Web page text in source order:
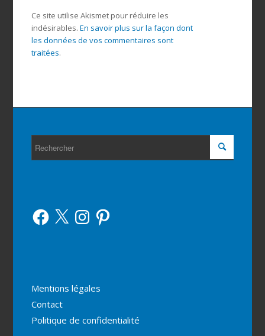
Ce site utilise Akismet pour réduire les
indésirables. En savoir plus sur la façon dont
les données de vos commentaires sont
traitées.
Facebook
X InstagramPinterest
Mentions légales
Contact
Politique de confidentialité